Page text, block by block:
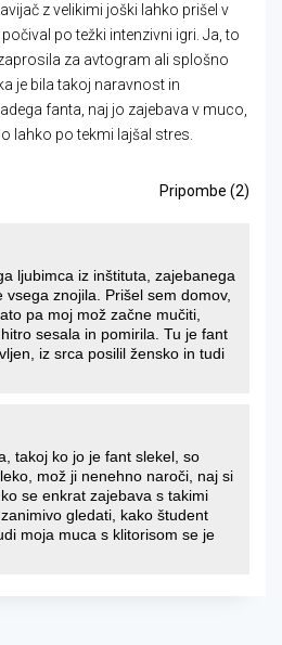
z velikimi joški lahko prišel v
po težki intenzivni igri. Ja, to
za avtogram ali splošno
je bila takoj naravnost in
fanta, naj jo zajebava v muco,
lahko po tekmi lajšal stres.
Pripombe (2)
ljubimca iz inštituta, zajebanega
vsega znojila. Prišel sem domov,
pa moj mož začne mučiti,
sesala in pomirila. Tu je fant
iz srca posilil žensko in tudi
takoj ko jo je fant slekel, so
mož ji nenehno naroči, naj si
se enkrat zajebava s takimi
gledati, kako študent
moja muca s klitorisom se je